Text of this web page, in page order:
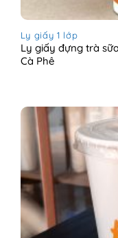
Ly giấy 1 lớp
Ly giấy đựng trà
Cà Phê